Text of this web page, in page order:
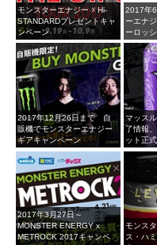
モンスターエナジー ☓ Hi-
STANDARDプレゼントキャ
ンペーン
2017年
ーエナ
ーロッ
2017年12月26日まで 自
販機でモンスターエナジー
ギアキャンペーン
マッス
了情報
ット正
2017年3月27日～
MONSTER ENERGY x
METROCK 2017キャンペ
モンス
ス・ハ